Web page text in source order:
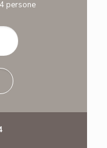
persone